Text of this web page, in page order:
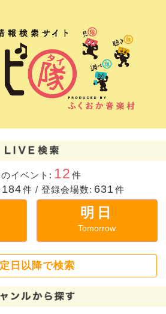
イベント: 12 件
184件 / 登録会場数: 631 件
明日
Tomorrow
日以降で検索